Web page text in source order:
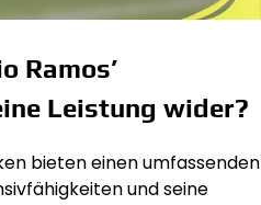
Ramos’
Leistung wider?
bieten einen umfassenden
und seine